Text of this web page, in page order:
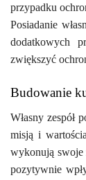
przypadku
Posiadanie
dodatkowych
zwiększyć
Budowanie
Własny zespół
misją i
wykonują swoje
pozytywnie